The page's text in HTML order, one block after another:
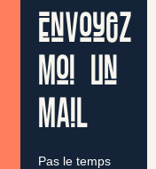
Envoyez
moi un
mail
Pas le temps